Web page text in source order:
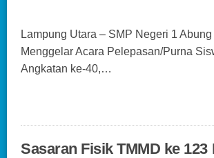
Lampung Utara – SMP Negeri 1 Abung
Menggelar Acara Pelepasan/Purna
Angkatan ke-40,…
Sasaran Fisik TMMD ke